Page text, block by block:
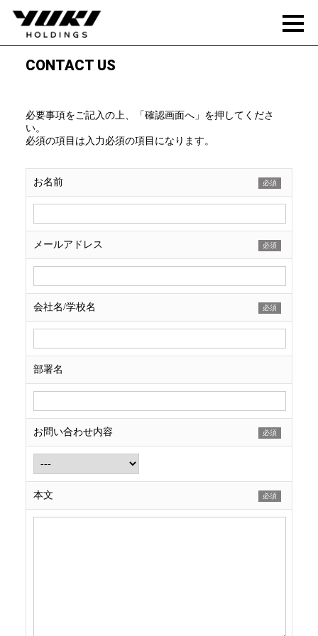
CONTACT US
必要事項をご記入の上、「確認画面へ」を押してくださ
い。
必須の項目は入力必須の項目になります。
お名前 必須
メールアドレス 必須
会社名/学校名 必須
部署名
お問い合わせ内容 必須
本文 必須